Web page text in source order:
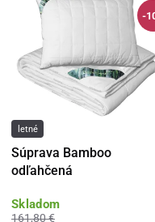
-
letné
Súprava Bamboo
odľahčená
Skladom
161,80 €